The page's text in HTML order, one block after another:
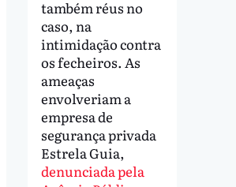
também réus no
caso, na
intimidação contra
os fecheiros. As
ameaças
envolveriam a
empresa de
segurança privada
Estrela Guia,
denunciada pela